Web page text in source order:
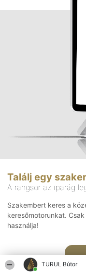
TURUL Bútor
Találj egy
A rangsor az iparág
Szakembert keres a
keresőmotorunkat.
használja!